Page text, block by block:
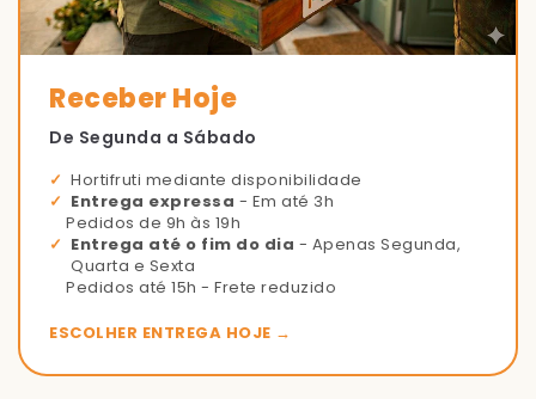
Receber Hoje
De Segunda a Sábado
Hortifruti mediante disponibilidade
Entrega expressa - Em até 3h
Pedidos de 9h às 19h
Entrega até o fim do dia - Apenas Segunda,
Quarta e Sexta
Pedidos até 15h - Frete reduzido
ESCOLHER ENTREGA HOJE →